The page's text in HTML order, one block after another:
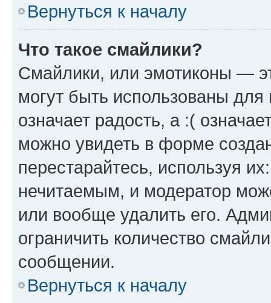
Вернуться к началу
Что такое смайлики?
Смайлики, или эмотиконы —
могут быть использованы
означает радость, а :(
можно увидеть в форме
перестарайтесь, используя
нечитаемым, и модератор
или вообще удалить его.
ограничить количество
сообщении.
Вернуться к началу